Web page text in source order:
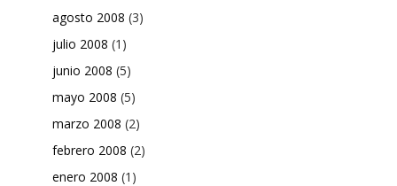
agosto 2008 (3)
julio 2008 (1)
junio 2008 (5)
mayo 2008 (5)
marzo 2008 (2)
febrero 2008 (2)
enero 2008 (1)